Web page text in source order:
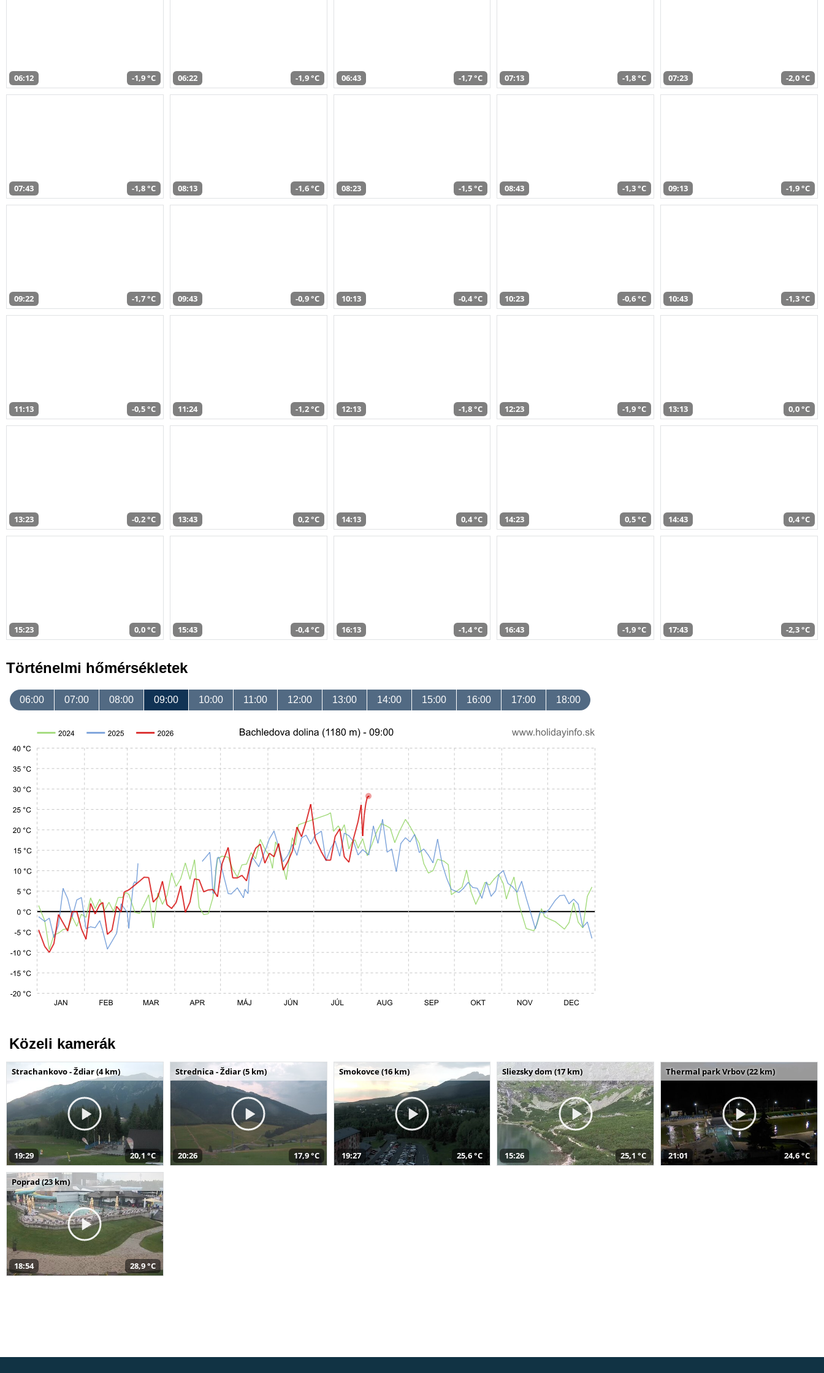
06:12 -1,9 °C 06:22 -1,9 °C 06:43 -1,7 °C 07:13 -1,8 °C 07:23 -2,0 °C
07:43 -1,8 °C 08:13 -1,6 °C 08:23 -1,5 °C 08:43 -1,3 °C 09:13 -1,9 °C
09:22 -1,7 °C 09:43 -0,9 °C 10:13 -0,4 °C 10:23 -0,6 °C 10:43 -1,3 °C
11:13 -0,5 °C 11:24 -1,2 °C 12:13 -1,8 °C 12:23 -1,9 °C 13:13 0,0 °C
13:23 -0,2 °C 13:43 0,2 °C 14:13 0,4 °C 14:23 0,5 °C 14:43 0,4 °C
15:23 0,0 °C 15:43 -0,4 °C 16:13 -1,4 °C 16:43 -1,9 °C 17:43 -2,3 °C
Történelmi hőmérsékletek
06:00 07:00 08:00 09:00 10:00 11:00 12:00 13:00 14:00 15:00 16:00 17:00 18:00
Közeli kamerák
Strachankovo - Ždiar (4 km)
19:29 20,1 °C
Strednica - Ždiar (5 km)
20:26 17,9 °C
Smokovce (16 km)
19:27 25,6 °C
Sliezsky dom (17 km)
15:26 25,1 °C
Thermal park Vrbov (22 km)
21:01 24,6 °C
Poprad (23 km)
18:54 28,9 °C